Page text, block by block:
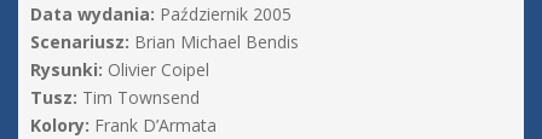
Data wydania: Październik 2005
Scenariusz: Brian Michael Bendis
Rysunki: Olivier Coipel
Tusz: Tim Townsend
Kolory: Frank D’Armata